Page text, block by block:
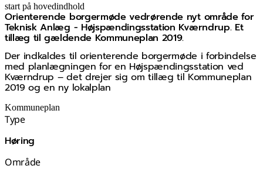
start på hovedindhold
Orienterende borgermøde vedrørende nyt område for
Teknisk Anlæg - Højspændingsstation Kværndrup. Et
tillæg til gældende Kommuneplan 2019.
Der indkaldes til orienterende borgermøde i forbindelse
med planlægningen for en Højspændingsstation ved
Kværndrup – det drejer sig om tillæg til Kommuneplan
2019 og en ny lokalplan
senest opdateret 26. maj 2026
Kommuneplan
Type
Høring
Område